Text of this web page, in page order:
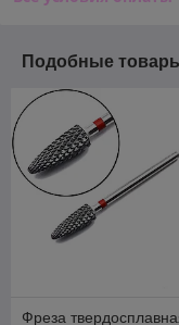
Подобные
Фреза